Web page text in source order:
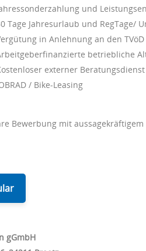
und
Tage Jahresurlaub und RegTage/
in Anlehnung an den TVöD
betriebliche
externer
/ Bike-Leasing
Bewerbung mit
gGmbH